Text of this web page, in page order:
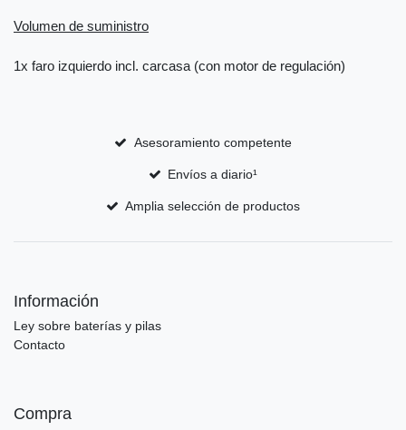
Volumen de suministro
1x faro izquierdo incl. carcasa (con motor de regulación)
Asesoramiento competente
Envíos a diario¹
Amplia selección de productos
Información
Ley sobre baterías y pilas
Contacto
Compra